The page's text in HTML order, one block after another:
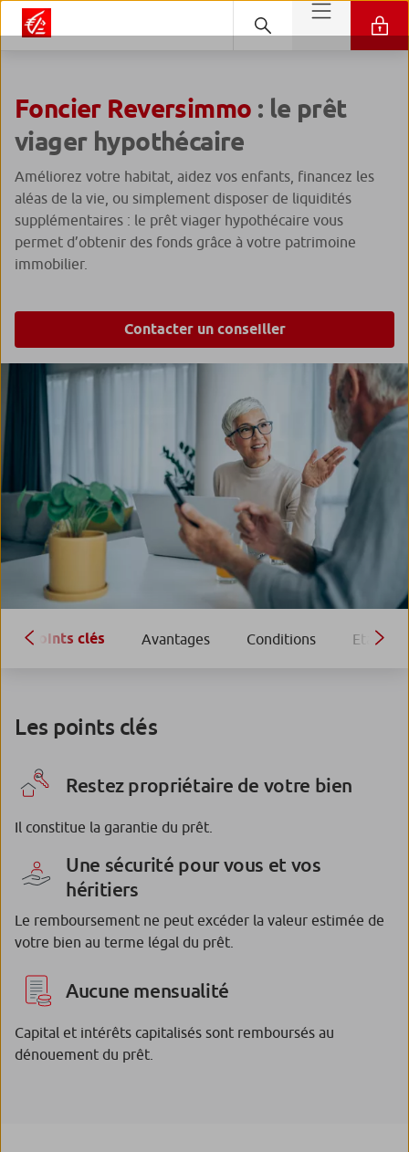
Foncier Reversimmo : le prêt
viager hypothécaire
Améliorez votre habitat, aidez vos enfants, financez les
aléas de la vie, ou simplement disposer de liquidités
supplémentaires : le prêt viager hypothécaire vous
permet d’obtenir des fonds grâce à votre patrimoine
immobilier.
Contacter un conseiller
Points clés Avantages Conditions Etapes
Les points clés
Restez propriétaire de votre bien
Il constitue la garantie du prêt.
Une sécurité pour vous et vos
héritiers
Le remboursement ne peut excéder la valeur estimée de
votre bien au terme légal du prêt.
Aucune mensualité
Capital et intérêts capitalisés sont remboursés au
dénouement du prêt.